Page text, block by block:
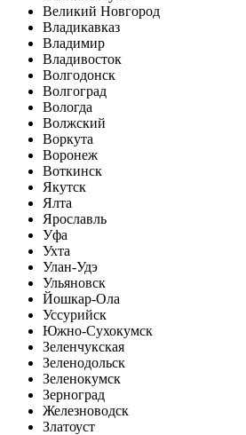
Великий Новгород
Владикавказ
Владимир
Владивосток
Волгодонск
Волгоград
Вологда
Волжский
Воркута
Воронеж
Воткинск
Якутск
Ялта
Ярославль
Уфа
Ухта
Улан-Удэ
Ульяновск
Йошкар-Ола
Уссурийск
Южно-Сухокумск
Зеленчукская
Зеленодольск
Зеленокумск
Зерноград
Железноводск
Златоуст